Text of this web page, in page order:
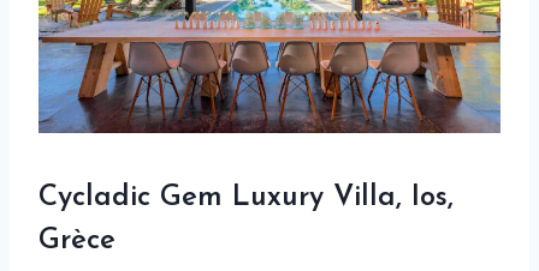
Cycladic Gem Luxury Villa, Ios,
Grèce